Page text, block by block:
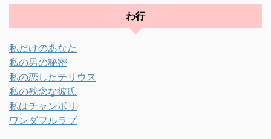
わ行
私だけのあなた
私の男の秘密
私の恋したテリウス
私の残念な彼氏
私はチャンボリ
ワンダフルラブ